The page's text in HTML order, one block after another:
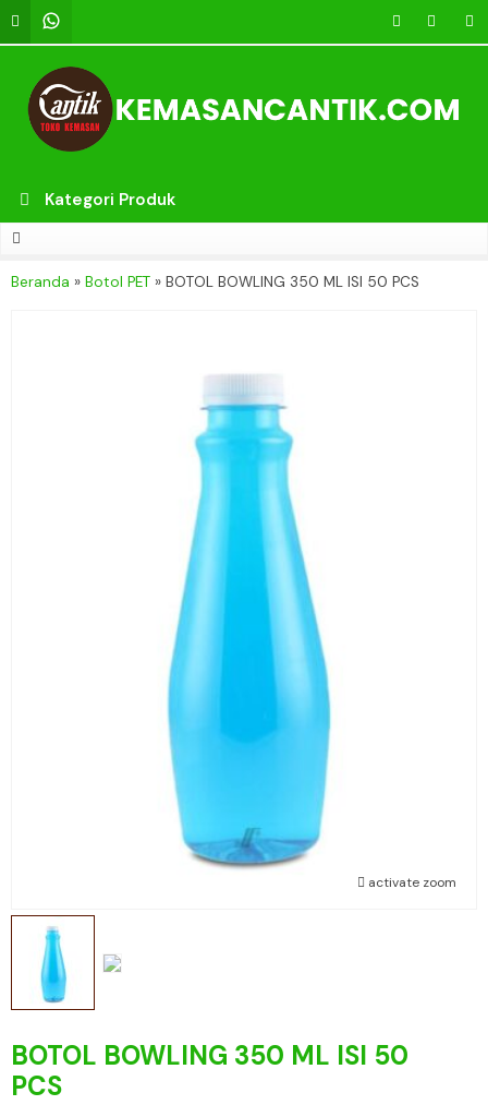
Kategori Produk
Beranda » Botol PET » BOTOL BOWLING 350 ML ISI 50 PCS
activate zoom
BOTOL BOWLING 350 ML ISI 50
PCS